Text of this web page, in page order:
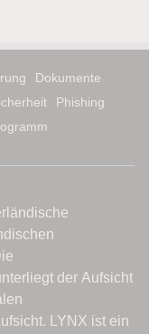
Dokumente
Phishing